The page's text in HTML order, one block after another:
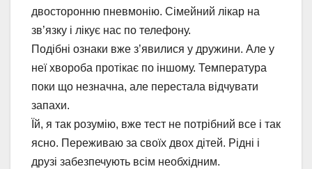
двосторонню пневмонію. Сімейний лікар на
зв’язку і лікує нас по телефону.
Подібні ознаки вже з’явилися у дружини. Але у
неї хвороба протікає по іншому. Температура
поки що незначна, але перестала відчувати
запахи.
Їй, я так розумію, вже тест не потрібний все і так
ясно. Переживаю за своїх двох дітей. Рідні і
друзі забезпечують всім необхідним.